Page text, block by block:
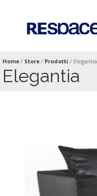
Home / Store / Prodotti / Elegantia
Elegantia